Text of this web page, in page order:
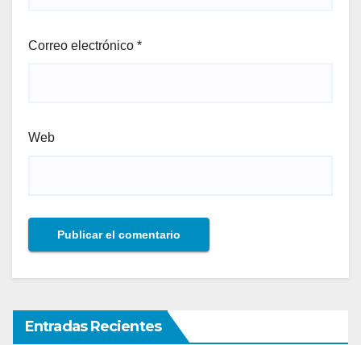
Correo electrónico *
Web
Entradas Recientes